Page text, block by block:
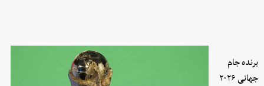
برنده جام
جهانی ۲۰۲۶